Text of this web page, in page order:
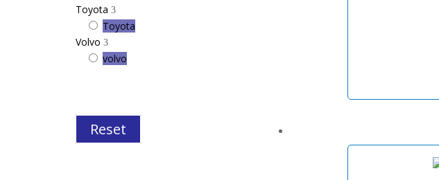
Toyota
Toyota
Volvo
volvo
Reset